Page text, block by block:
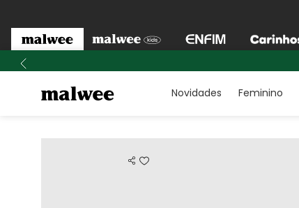
Novidades Feminino